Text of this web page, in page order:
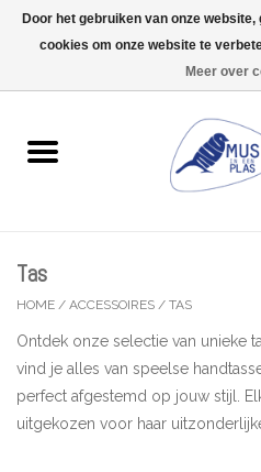
Wenskaarten
Troost
Tas
HOME / ACCESSOIRES / TAS
Ontdek onze selectie van unieke
vind je alles van speelse
perfect afgestemd op jouw stijl.
uitgekozen voor haar
Door het gebruiken van onze
cookies om onze website te
Meer over
Wij zijn uitzonderlijk gesloten